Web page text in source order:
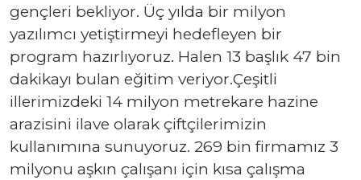
gençleri bekliyor. Üç yılda bir milyon
yazılımcı yetiştirmeyi hedefleyen bir
program hazırlıyoruz. Halen 13 başlık 47 bin
dakikayı bulan eğitim veriyor.Çeşitli
illerimizdeki 14 milyon metrekare hazine
arazisini ilave olarak çiftçilerimizin
kullanımına sunuyoruz. 269 bin firmamız 3
milyonu aşkın çalışanı için kısa çalışma